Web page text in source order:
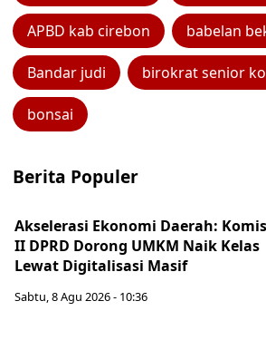
APBD kab cirebon babelan
Bandar judi birokrat senior
bonsai
Berita Populer
Akselerasi Ekonomi Daerah:
II DPRD Dorong UMKM Naik Kelas
Lewat Digitalisasi Masif
Sabtu, 8 Agu 2026 - 10:36